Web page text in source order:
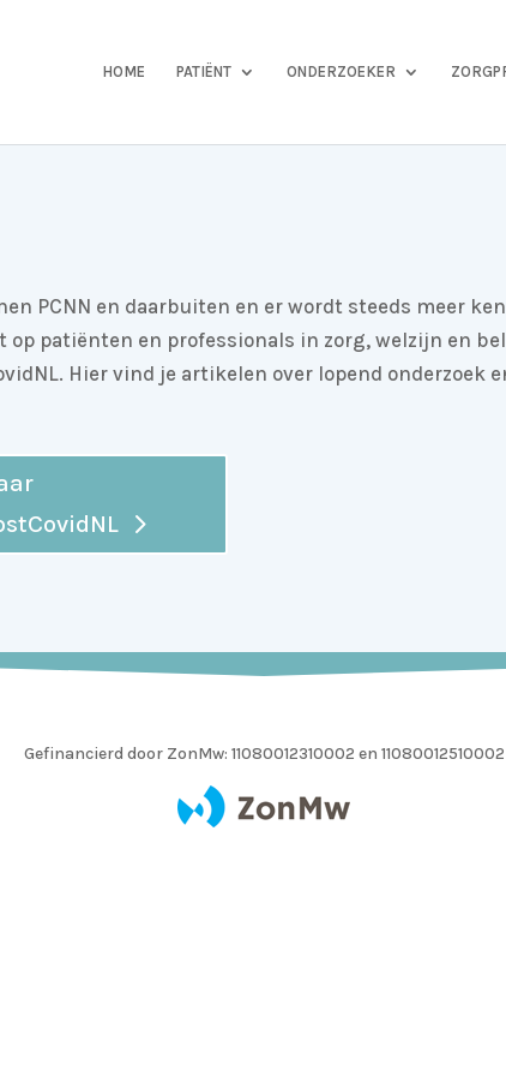
HOME PATIËNT ONDERZOEKER
PCNN en daarbuiten en er wordt steeds meer
op patiënten en professionals in zorg, welzijn en
Hier vind je artikelen over lopend onderzoek
Gefinancierd door ZonMw: 11080012310002 en 11080012510002